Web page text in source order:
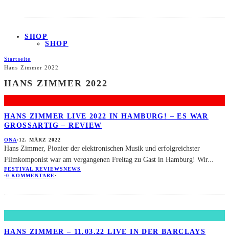
SHOP
SHOP
Startseite
Hans Zimmer 2022
HANS ZIMMER 2022
HANS ZIMMER LIVE 2022 IN HAMBURG! – ES WAR
GROSSARTIG – REVIEW
ONA·12. MÄRZ 2022
Hans Zimmer, Pionier der elektronischen Musik und erfolgreichster
Filmkomponist war am vergangenen Freitag zu Gast in Hamburg! Wir...
FESTIVAL REVIEWSNEWS
·0 KOMMENTARE·
HANS ZIMMER – 11.03.22 LIVE IN DER BARCLAYS